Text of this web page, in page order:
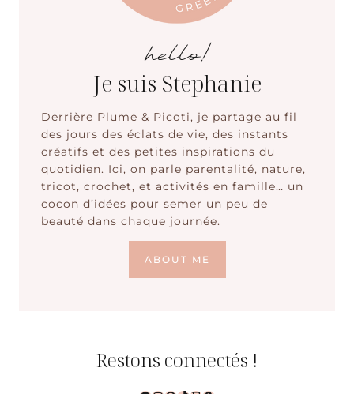
hello!
Je suis Stephanie
Derrière Plume & Picoti, je partage au fil
des jours des éclats de vie, des instants
créatifs et des petites inspirations du
quotidien. Ici, on parle parentalité, nature,
tricot, crochet, et activités en famille… un
cocon d’idées pour semer un peu de
beauté dans chaque journée.
ABOUT ME
Restons connectés !